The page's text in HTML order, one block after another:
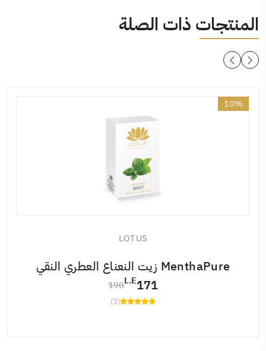
المنتجات ذات الصلة
10%
LOTUS
MenthaPure زيت النعناع العطري النقي
171
L.E
190
(3)